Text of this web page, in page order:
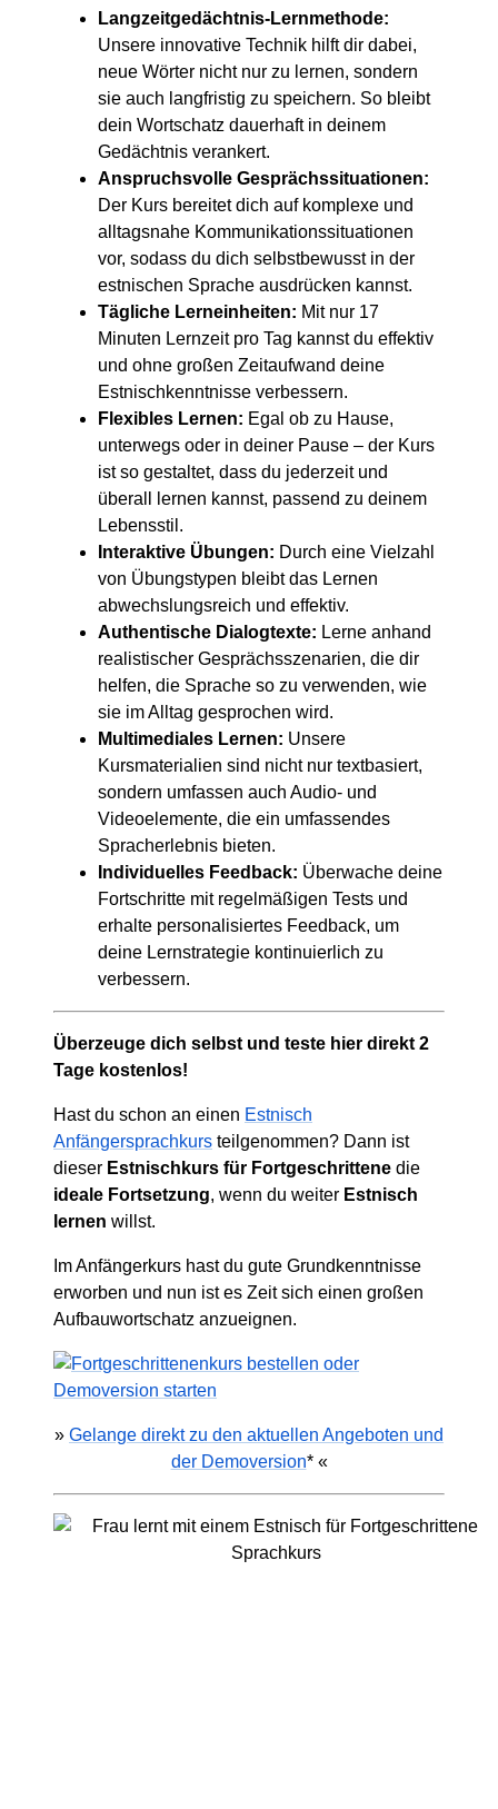
Langzeitgedächtnis-Lernmethode:
Unsere innovative Technik hilft dir dabei,
neue Wörter nicht nur zu lernen, sondern
sie auch langfristig zu speichern. So bleibt
dein Wortschatz dauerhaft in deinem
Gedächtnis verankert.
Anspruchsvolle Gesprächssituationen:
Der Kurs bereitet dich auf komplexe und
alltagsnahe Kommunikationssituationen
vor, sodass du dich selbstbewusst in der
estnischen Sprache ausdrücken kannst.
Tägliche Lerneinheiten: Mit nur 17
Minuten Lernzeit pro Tag kannst du effektiv
und ohne großen Zeitaufwand deine
Estnischkenntnisse verbessern.
Flexibles Lernen: Egal ob zu Hause,
unterwegs oder in deiner Pause – der Kurs
ist so gestaltet, dass du jederzeit und
überall lernen kannst, passend zu deinem
Lebensstil.
Interaktive Übungen: Durch eine Vielzahl
von Übungstypen bleibt das Lernen
abwechslungsreich und effektiv.
Authentische Dialogtexte: Lerne anhand
realistischer Gesprächsszenarien, die dir
helfen, die Sprache so zu verwenden, wie
sie im Alltag gesprochen wird.
Multimediales Lernen: Unsere
Kursmaterialien sind nicht nur textbasiert,
sondern umfassen auch Audio- und
Videoelemente, die ein umfassendes
Spracherlebnis bieten.
Individuelles Feedback: Überwache deine
Fortschritte mit regelmäßigen Tests und
erhalte personalisiertes Feedback, um
deine Lernstrategie kontinuierlich zu
verbessern.
Überzeuge dich selbst und teste hier direkt 2
Tage kostenlos!
Hast du schon an einen Estnisch
Anfängersprachkurs teilgenommen? Dann ist
dieser Estnischkurs für Fortgeschrittene die
ideale Fortsetzung, wenn du weiter Estnisch
lernen willst.
Im Anfängerkurs hast du gute Grundkenntnisse
erworben und nun ist es Zeit sich einen großen
Aufbauwortschatz anzueignen.
» Gelange direkt zu den aktuellen Angeboten und
der Demoversion* «